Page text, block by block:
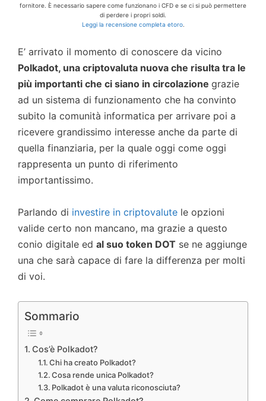
fornitore. È necessario sapere come funzionano i CFD e se ci si può permettere
di perdere i propri soldi.
Leggi la recensione completa etoro.
E’ arrivato il momento di conoscere da vicino
Polkadot, una criptovaluta nuova che risulta tra le
più importanti che ci siano in circolazione grazie
ad un sistema di funzionamento che ha convinto
subito la comunità informatica per arrivare poi a
ricevere grandissimo interesse anche da parte di
quella finanziaria, per la quale oggi come oggi
rappresenta un punto di riferimento
importantissimo.
Parlando di investire in criptovalute le opzioni
valide certo non mancano, ma grazie a questo
conio digitale ed al suo token DOT se ne aggiunge
una che sarà capace di fare la differenza per molti
di voi.
Sommario
Cos’è Polkadot?
Chi ha creato Polkadot?
Cosa rende unica Polkadot?
Polkadot è una valuta riconosciuta?